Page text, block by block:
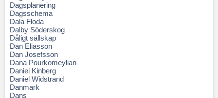
Dagsplanering
Dagsschema
Dala Floda
Dalby Söderskog
Dåligt sällskap
Dan Eliasson
Dan Josefsson
Dana Pourkomeylian
Daniel Kinberg
Daniel Widstrand
Danmark
Dans